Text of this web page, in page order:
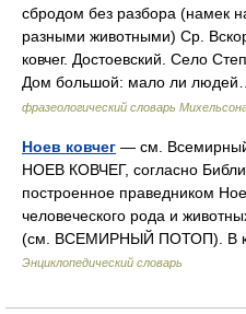
сбродом без разбора (намек
разными животными) Ср.
ковчег. Достоевский. Село
Дом большой: мало ли
фразеологический словарь
Ноев ковчег — см.
НОЕВ КОВЧЕГ, согласно
построенное праведником
человеческого рода и
(см. ВСЕМИРНЫЙ ПОТОП). В
Энциклопедический словарь